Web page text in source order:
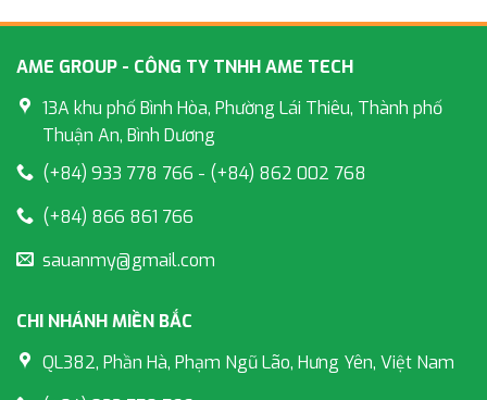
AME GROUP - CÔNG TY TNHH AME TECH
13A khu phố Bình Hòa, Phường Lái Thiêu, Thành phố
Thuận An, Bình Dương
(+84) 933 778 766 - (+84) 862 002 768
(+84) 866 861 766
sauanmy@gmail.com
CHI NHÁNH MIỀN BẮC
QL382, Phần Hà, Phạm Ngũ Lão, Hưng Yên, Việt Nam